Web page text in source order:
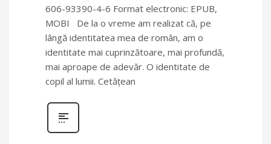
606-93390-4-6 Format electronic: EPUB,
MOBI De la o vreme am realizat că, pe
lângă identitatea mea de român, am o
identitate mai cuprinzătoare, mai profundă,
mai aproape de adevăr. O identitate de
copil al lumii. Cetăţean